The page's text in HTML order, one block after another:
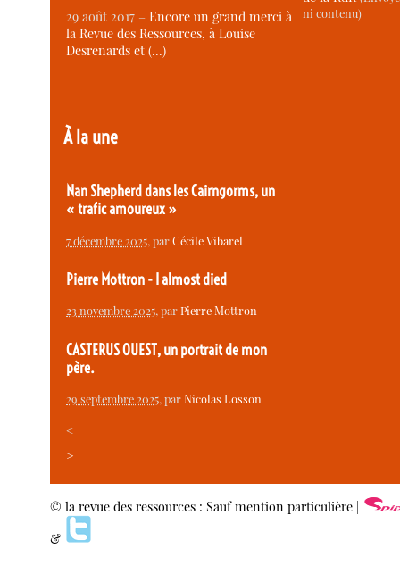
29 août 2017 –Encore un grand merci à
la Revue des Ressources, à Louise
Desrenards et (…)
À la une
Nan Shepherd dans les Cairngorms, un
« trafic amoureux »
7 décembre 2025, parCécile Vibarel
Pierre Mottron - I almost died
23 novembre 2025, parPierre Mottron
CASTERUS OUEST, un portrait de mon
père.
29 septembre 2025, parNicolas Losson
<
>
ni contenu)
© la revue des ressources : Sauf mention particulière |
&